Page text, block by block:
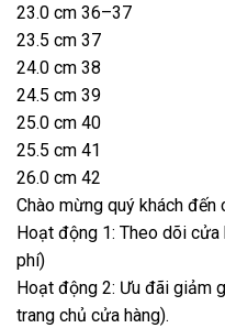
23.0 cm 36–37
23.5 cm 37
24.0 cm 38
24.5 cm 39
25.0 cm 40
25.5 cm 41
26.0 cm 42
Chào mừng quý khách đến
Hoạt động 1: Theo dõi cửa
phí)
Hoạt động 2: Ưu đãi giảm
trang chủ cửa hàng).